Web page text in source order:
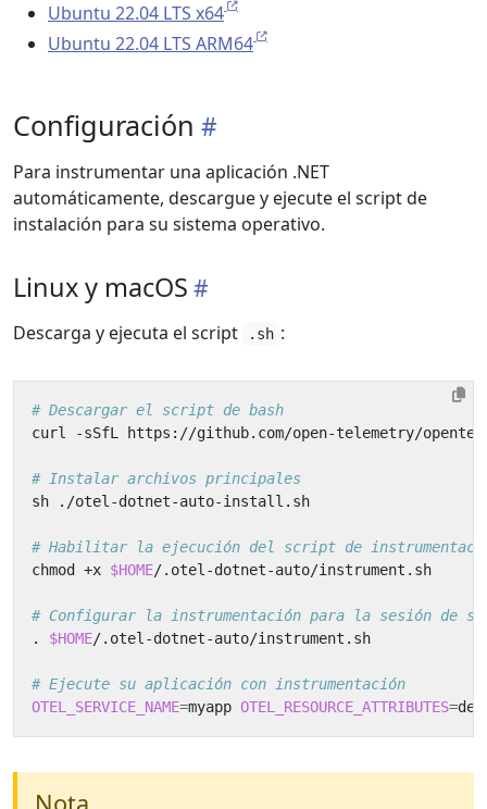
Ubuntu 22.04 LTS x64
Ubuntu 22.04 LTS ARM64
Configuración
Para instrumentar una aplicación .NET
automáticamente, descargue y ejecute el script de
instalación para su sistema operativo.
Linux y macOS
Descarga y ejecuta el script .sh :
# Descargar el script de bash
# Instalar archivos principales
# Habilitar la ejecución del script de
chmod +x $HOME
# Configurar la instrumentación para la sesión de
. $HOME
# Ejecute su aplicación con instrumentación
OTEL_SERVICE_NAME=myapp OTEL_RESOURCE_ATTRIBUTES=